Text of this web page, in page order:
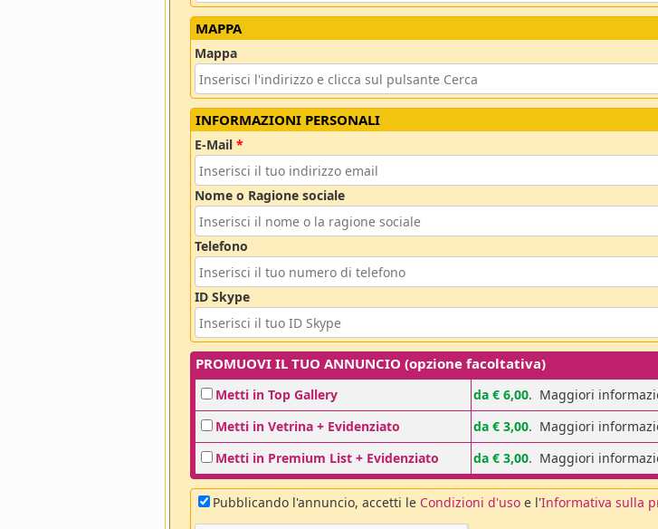
MAPPA
Mappa
INFORMAZIONI PERSONALI
E-Mail*
Nome o Ragione sociale
Telefono
ID Skype
PROMUOVI IL TUO ANNUNCIO (opzione facoltativa)
Metti in Top Gallery da € 6,00. Maggiori
Metti in Vetrina + Evidenziato
da € 3,00. Maggiori
Metti in Premium List + Evidenziato
da € 3,00. Maggiori
Pubblicando l'annuncio, accetti le Condizioni d'uso e l'Informativa sulla